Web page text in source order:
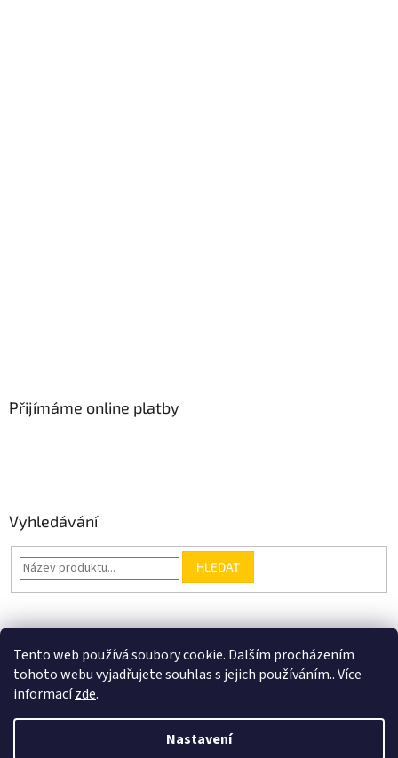
Tento web používá soubory cookie. Dalším procházením
tohoto webu vyjadřujete souhlas s jejich používáním.. Více
informacízde.
Nastavení
Přijímáme online platby
Vyhledávání
HLEDAT
0KS /0 KČ
Vytvořil Shoptet